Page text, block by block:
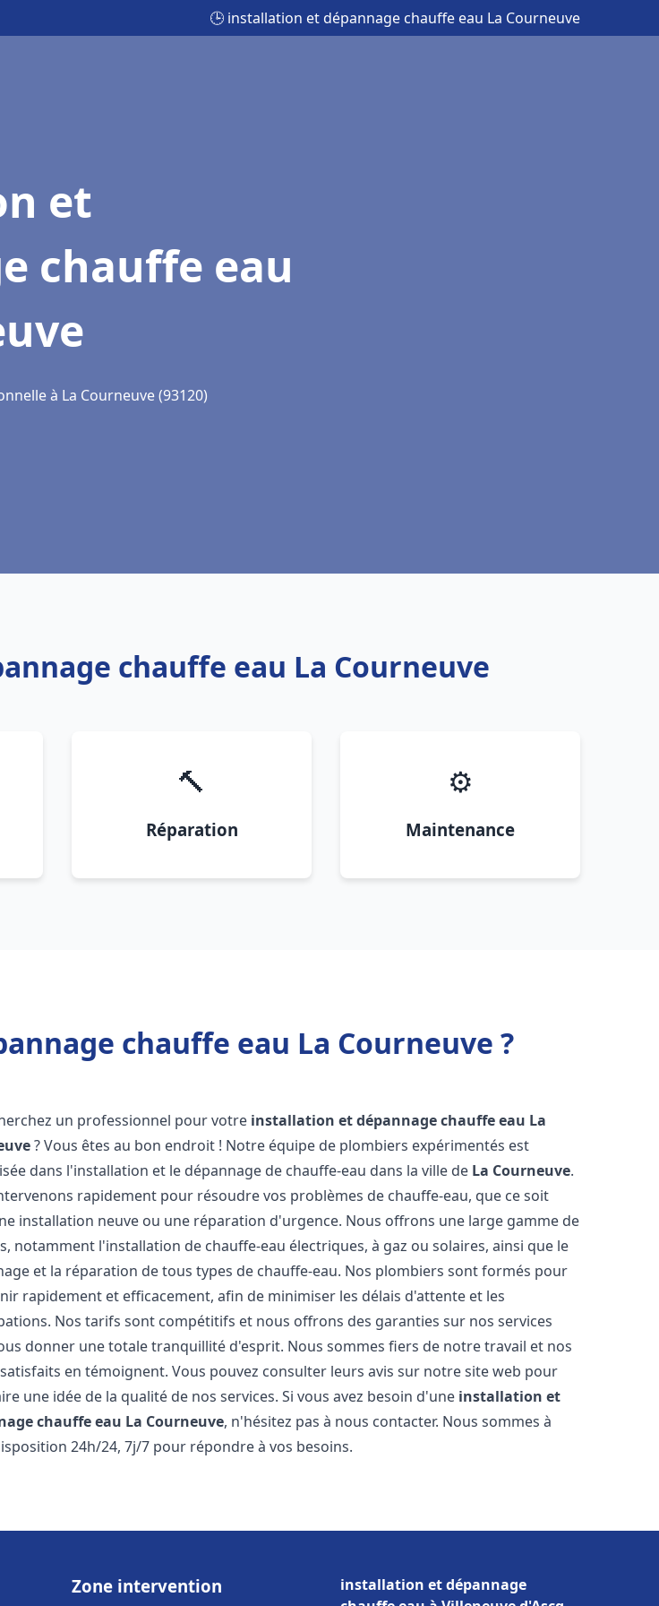
🕒 installation et dépannage chauffe eau La Courneuve
et
chauffe eau
à La Courneuve (93120)
chauffe eau La Courneuve
🔨
Réparation
⚙️
Maintenance
chauffe eau La Courneuve ?
un professionnel pour votre installation et dépannage chauffe eau La
? Vous êtes au bon endroit ! Notre équipe de plombiers expérimentés est
dans l'installation et le dépannage de chauffe-eau dans la ville de La Courneuve.
rapidement pour résoudre vos problèmes de chauffe-eau, que ce soit
installation neuve ou une réparation d'urgence. Nous offrons une large gamme de
notamment l'installation de chauffe-eau électriques, à gaz ou solaires, ainsi que le
et la réparation de tous types de chauffe-eau. Nos plombiers sont formés pour
rapidement et efficacement, afin de minimiser les délais d'attente et les
Nos tarifs sont compétitifs et nous offrons des garanties sur nos services
donner une totale tranquillité d'esprit. Nous sommes fiers de notre travail et nos
en témoignent. Vous pouvez consulter leurs avis sur notre site web pour
une idée de la qualité de nos services. Si vous avez besoin d'une installation et
chauffe eau La Courneuve, n'hésitez pas à nous contacter. Nous sommes à
24h/24, 7j/7 pour répondre à vos besoins.
Zone intervention
installation et dépannage